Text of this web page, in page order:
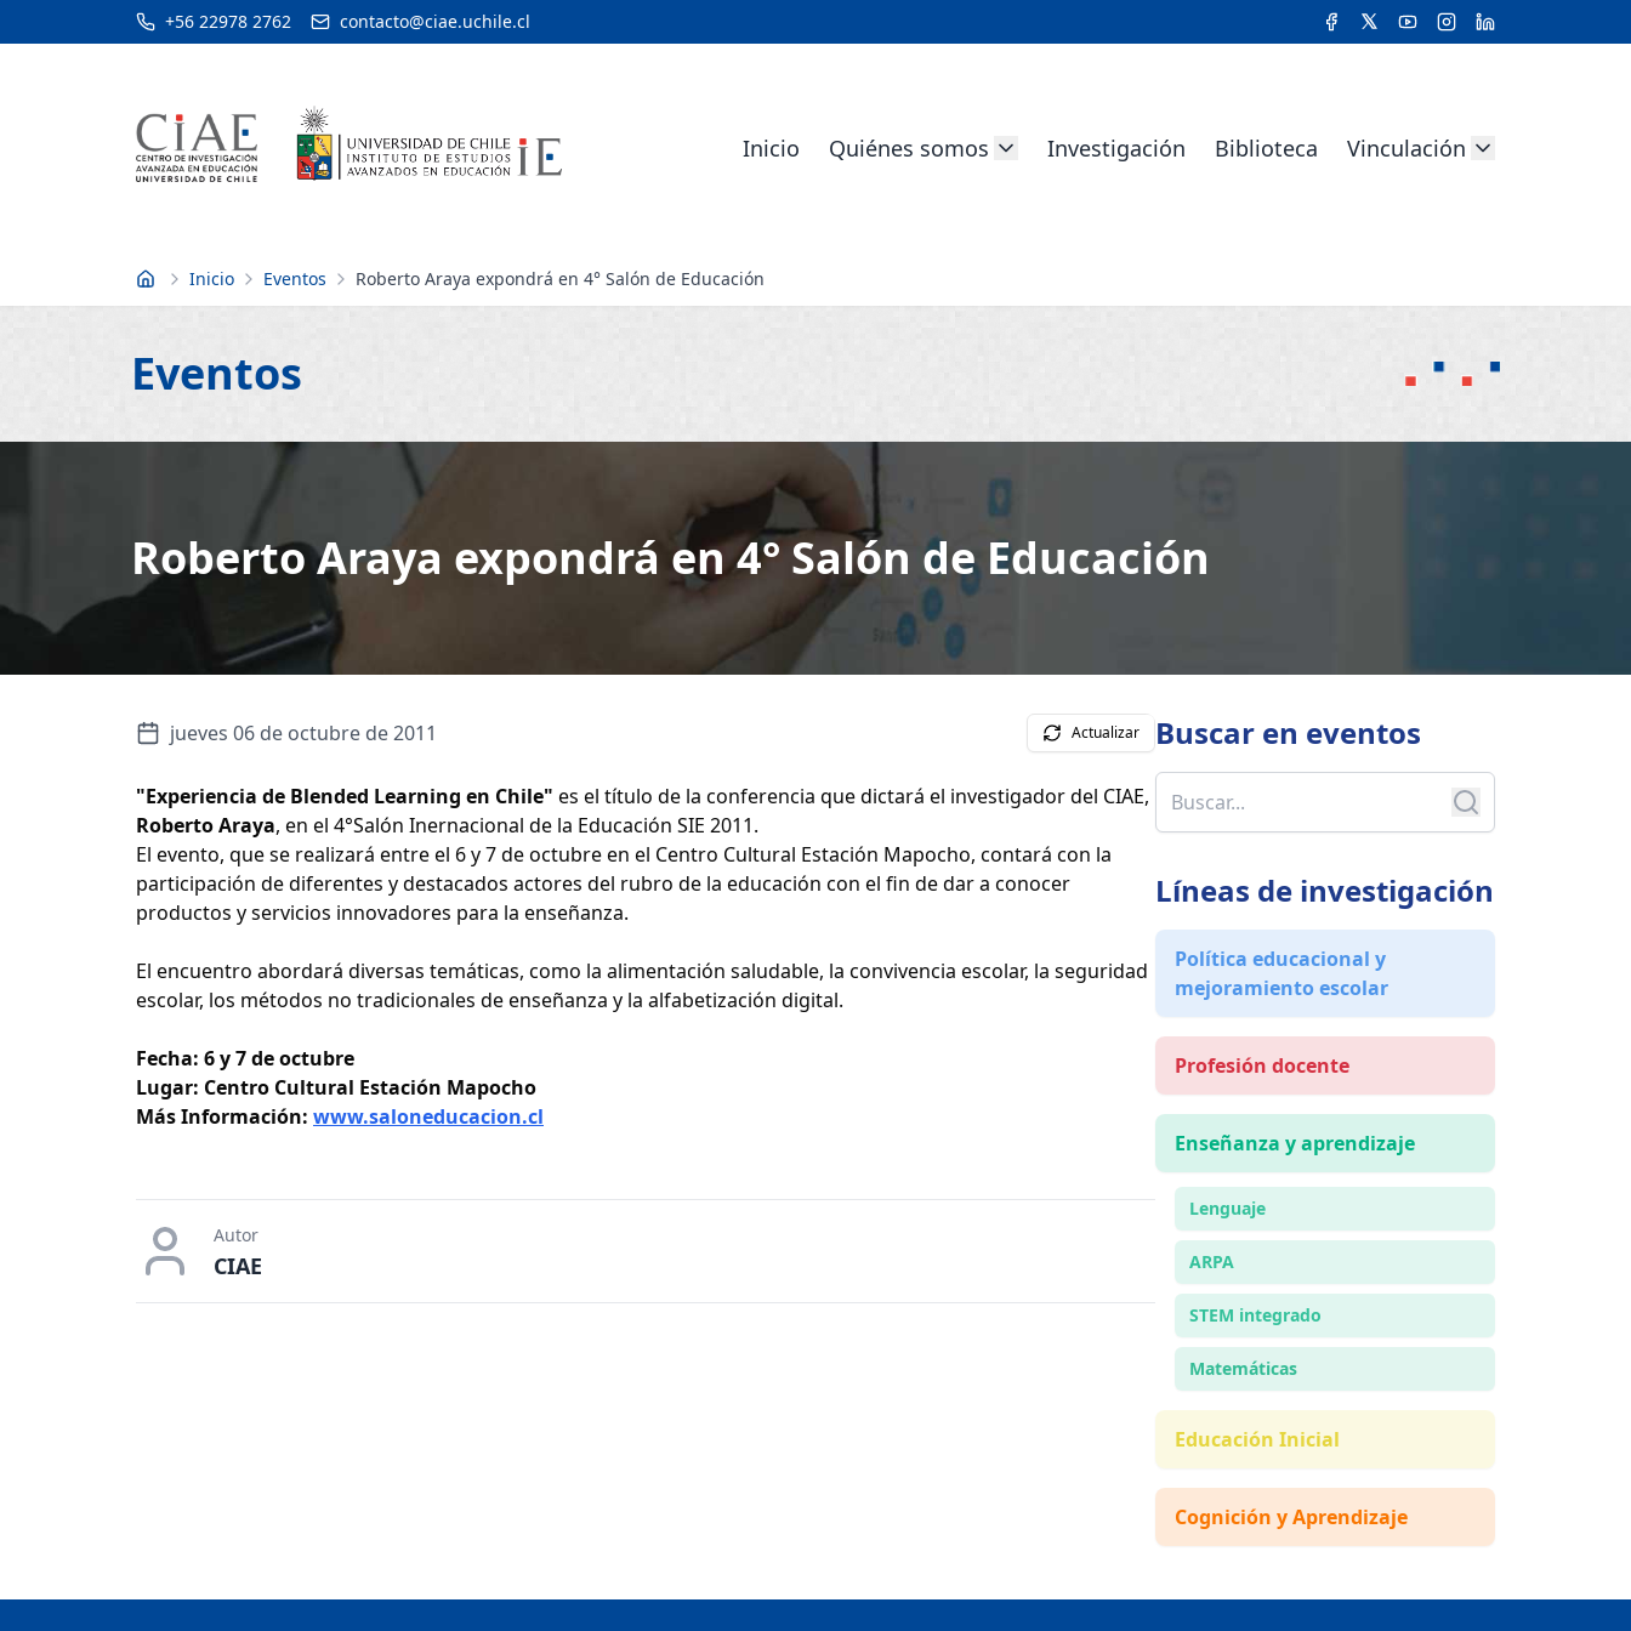
+56 22978 2762 contacto@ciae.uchile.cl
Inicio Quiénes somos Investigación Biblioteca Vinculación
Inicio Inicio Eventos Roberto Araya expondrá en 4° Salón de Educación
Eventos
Roberto Araya expondrá en 4° Salón de Educación
jueves 06 de octubre de 2011 Actualizar
"Experiencia de Blended Learning en Chile" es el título de la conferencia que dictará el investigador del CIAE,
Roberto Araya, en el 4°Salón Inernacional de la Educación SIE 2011.
El evento, que se realizará entre el 6 y 7 de octubre en el Centro Cultural Estación Mapocho, contará con la
participación de diferentes y destacados actores del rubro de la educación con el fin de dar a conocer
productos y servicios innovadores para la enseñanza.
El encuentro abordará diversas temáticas, como la alimentación saludable, la convivencia escolar, la seguridad
escolar, los métodos no tradicionales de enseñanza y la alfabetización digital.
Fecha: 6 y 7 de octubre
Lugar: Centro Cultural Estación Mapocho
Más Información: www.saloneducacion.cl
Autor
CIAE
Buscar en eventos
Líneas de investigación
Política educacional y
mejoramiento escolar
Profesión docente
Enseñanza y aprendizaje
Lenguaje
ARPA
STEM integrado
Matemáticas
Educación Inicial
Cognición y Aprendizaje